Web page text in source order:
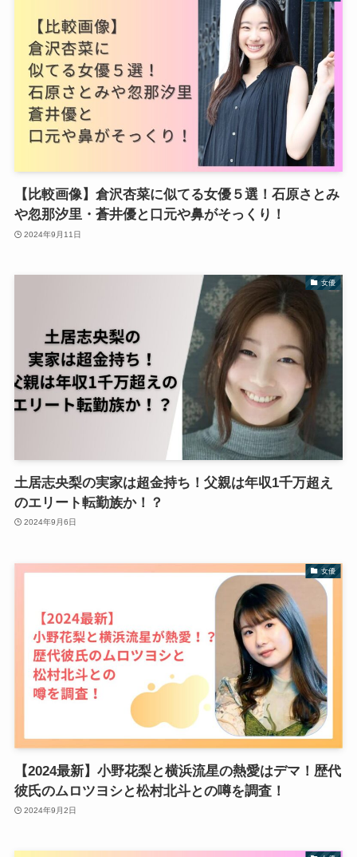
【比較画像】倉沢杏菜に似てる女優５選！石原さとみ
や忽那汐里・蒼井優と口元や鼻がそっくり！
2024年9月11日
女優
土居志央梨の実家は超金持ち！父親は年収1千万超え
のエリート転勤族か！？
2024年9月6日
女優
【2024最新】小野花梨と横浜流星の熱愛はデマ！歴代
彼氏のムロツヨシと松村北斗との噂を調査！
2024年9月2日